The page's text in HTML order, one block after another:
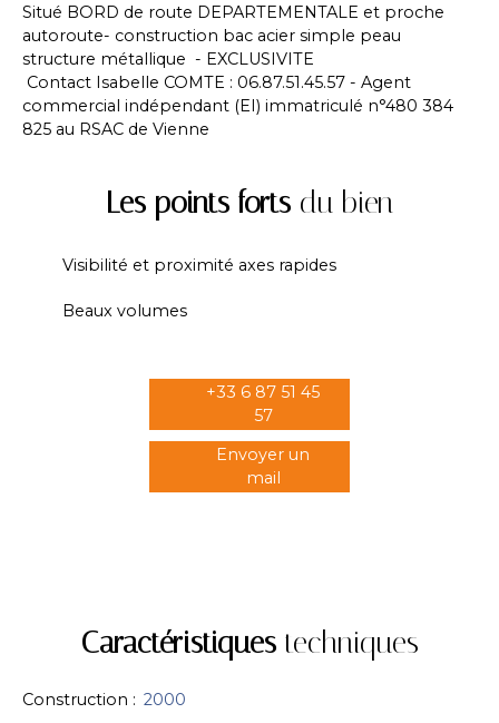
Situé BORD de route DEPARTEMENTALE et proche
autoroute- construction bac acier simple peau
structure métallique - EXCLUSIVITE
Contact Isabelle COMTE : 06.87.51.45.57 - Agent
commercial indépendant (EI) immatriculé n°480 384
825 au RSAC de Vienne
Les points forts du bien
Visibilité et proximité axes rapides
Beaux volumes
+33 6 87 51 45
57
Envoyer un
mail
Caractéristiquestechniques
Construction : 2000